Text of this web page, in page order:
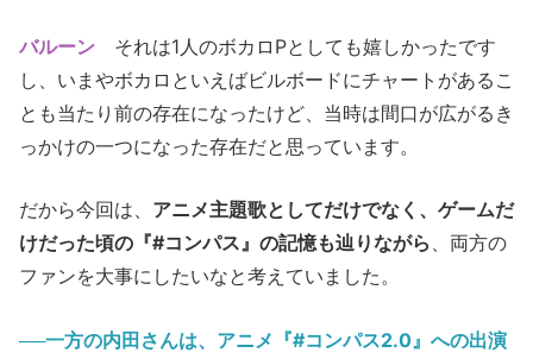
バルーン それは1人のボカロPとしても嬉しかったです
し、いまやボカロといえばビルボードにチャートがあるこ
とも当たり前の存在になったけど、当時は間口が広がるき
っかけの一つになった存在だと思っています。
だから今回は、 アニメ主題歌としてだけでなく、ゲームだ
けだった頃の『#コンパス』の記憶も辿りながら 、両方の
ファンを大事にしたいなと考えていました。
──一方の内田さんは、アニメ『#コンパス2.0』への出演